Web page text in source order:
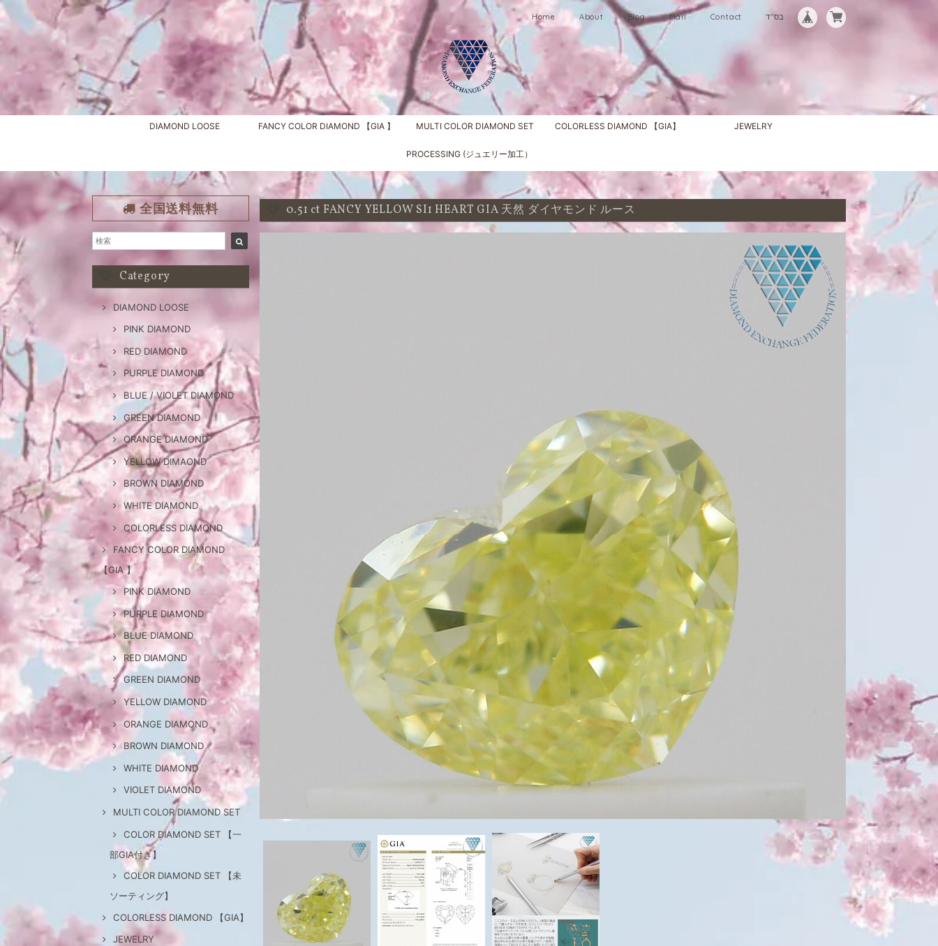
Home About Blog Mail Contact בס"ד
DIAMOND LOOSE FANCY COLOR DIAMOND 【GIA 】 MULTI COLOR DIAMOND SET COLORLESS DIAMOND 【GIA】 JEWELRY
PROCESSING (ジュエリー加工）
全国送料無料
Category
DIAMOND LOOSE
PINK DIAMOND
RED DIAMOND
PURPLE DIAMOND
BLUE / VIOLET DIAMOND
GREEN DIAMOND
ORANGE DIAMOND
YELLOW DIMAOND
BROWN DIAMOND
WHITE DIAMOND
COLORLESS DIAMOND
FANCY COLOR DIAMOND
【GIA 】
PINK DIAMOND
PURPLE DIAMOND
BLUE DIAMOND
RED DIAMOND
GREEN DIAMOND
YELLOW DIAMOND
ORANGE DIAMOND
BROWN DIAMOND
WHITE DIAMOND
VIOLET DIAMOND
MULTI COLOR DIAMOND SET
COLOR DIAMOND SET 【一
部GIA付き】
COLOR DIAMOND SET 【未
ソーティング】
COLORLESS DIAMOND 【GIA】
JEWELRY
0.51 ct FANCY YELLOW SI1 HEART GIA 天然 ダイヤモンド ルース